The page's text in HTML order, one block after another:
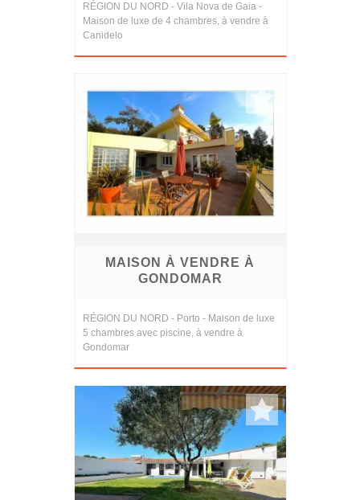
RÉGION DU NORD - Vila Nova de Gaia -
Maison de luxe de 4 chambres, à vendre à
Canidelo
MAISON À VENDRE À
GONDOMAR
RÉGION DU NORD - Porto - Maison de luxe
5 chambres avec piscine, à vendre à
Gondomar